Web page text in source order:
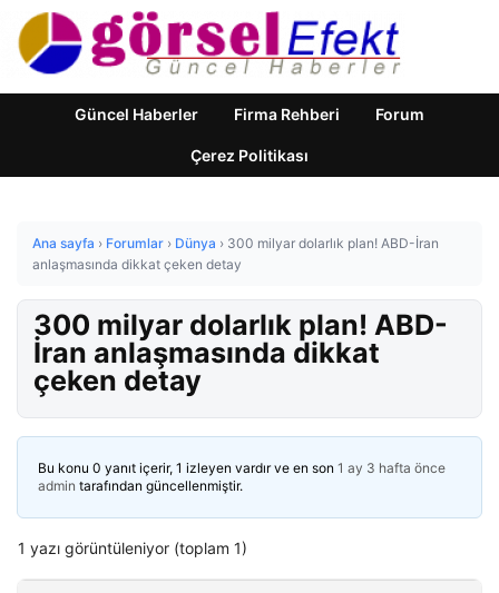
Güncel Haberler Firma Rehberi Forum
Çerez Politikası
Ana sayfa › Forumlar › Dünya › 300 milyar dolarlık plan! ABD-İran
anlaşmasında dikkat çeken detay
300 milyar dolarlık plan! ABD-
İran anlaşmasında dikkat
çeken detay
Bu konu 0 yanıt içerir, 1 izleyen vardır ve en son 1 ay 3 hafta önce
admin tarafından güncellenmiştir.
1 yazı görüntüleniyor (toplam 1)